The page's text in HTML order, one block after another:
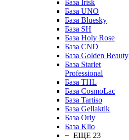
База Irisk
База UNO
База Bluesky
База SH
База Holy Rose
База CND
База Golden Beauty
База Starlet
Professional
База THL
База CosmoLac
База Tartiso
База Gellaktik
База Orly
База Klio
+ ЕЩЕ 23